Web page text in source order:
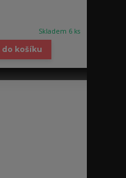
Skladem 6 ks
do košíku